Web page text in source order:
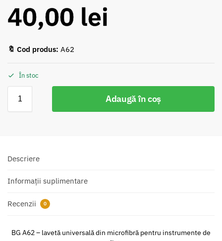
40,00 lei
🔖 Cod produs: A62
În stoc
Adaugă în coș
Descriere
Informații suplimentare
Recenzii 0
BG A62 – lavetă universală din microfibră pentru instrumente de